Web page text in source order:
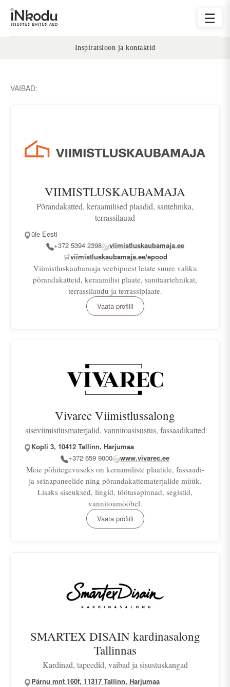
☰
Inspiratsioon ja kontaktid
VAIBAD:
VIIMISTLUSKAUBAMAJA
Põrandakatted, keraamilised plaadid, santehnika,
terrassilauad
üle Eesti
+372 5394 2398
viimistluskaubamaja.ee
🛒viimistluskaubamaja.ee/epood
Vaata profiili
Viimistluskaubamaja veebipoest leiate suure valiku
põrandakatteid, keraamilisi plaate, sanitaartehnikat,
terrassilaudu ja terrassiplaate.
Vivarec Viimistlussalong
siseviimistlusmaterjalid, vannitoasisustus, fassaadikatted
Kopli 3, 10412 Tallinn, Harjumaa
+372 659 9000
www.vivarec.ee
Vaata profiili
Meie põhitegevuseks on keraamiliste plaatide, fassaadi-
ja seinapaneelide ning põrandakattematerjalide müük.
Lisaks siseuksed, lingid, töötasapinnad, segistid,
vannitoamööbel.
SMARTEX DISAIN kardinasalong
Tallinnas
Kardinad, tapeedid, vaibad ja sisustuskangad
Pärnu mnt 160f, 11317 Tallinn, Harjumaa